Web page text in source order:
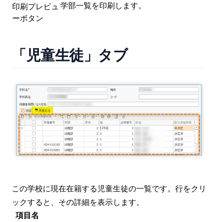
印刷プレビュ
ーボタン
学部一覧を印刷します。
「児童生徒」タブ
この学校に現在在籍する児童生徒の一覧です。行をクリ
ックすると、その詳細を表示します。
項目名